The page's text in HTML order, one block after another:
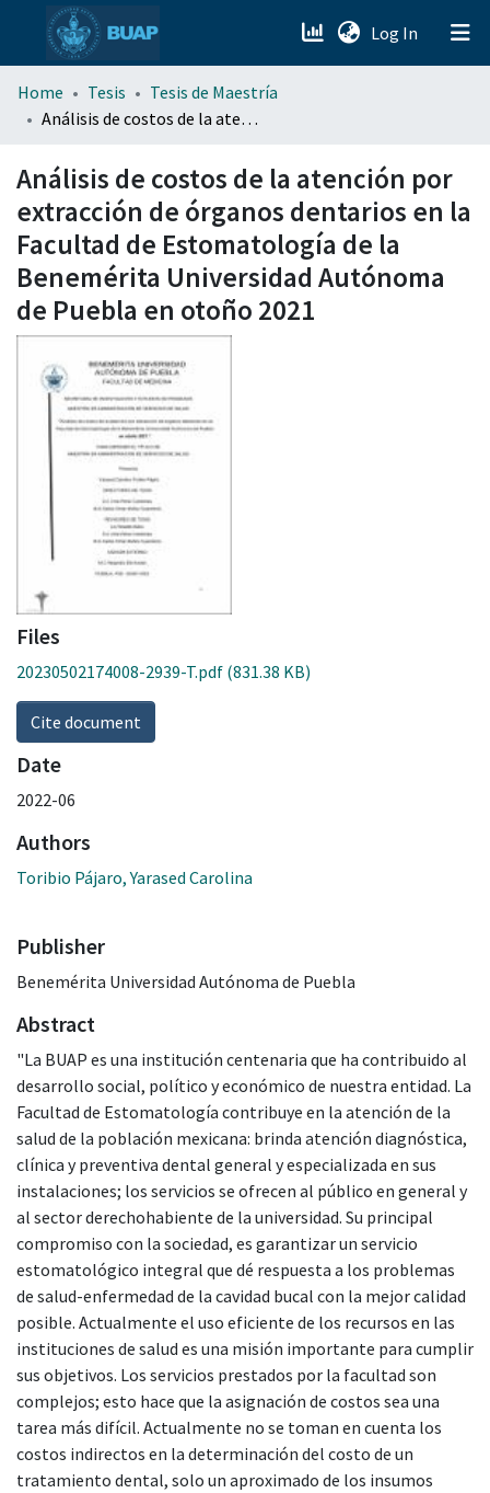
Log In (current)
menu.section.about_menu
Home Tesis
Tesis de Maestría
Análisis de costos de la atención por extracción de órganos dentarios en la Facultad de Estomatología de la Benemérita Universidad Autónoma de Puebla en otoño 2021
Análisis de costos de la atención por
extracción de órganos dentarios en la
Facultad de Estomatología de la
Benemérita Universidad Autónoma
de Puebla en otoño 2021
Files
20230502174008-2939-T.pdf (831.38 KB)
Cite document
Date
2022-06
Authors
Toribio Pájaro, Yarased Carolina
Publisher
Benemérita Universidad Autónoma de Puebla
Abstract
"La BUAP es una institución centenaria que ha contribuido al
desarrollo social, político y económico de nuestra entidad. La
Facultad de Estomatología contribuye en la atención de la
salud de la población mexicana: brinda atención diagnóstica,
clínica y preventiva dental general y especializada en sus
instalaciones; los servicios se ofrecen al público en general y
al sector derechohabiente de la universidad. Su principal
compromiso con la sociedad, es garantizar un servicio
estomatológico integral que dé respuesta a los problemas
de salud-enfermedad de la cavidad bucal con la mejor calidad
posible. Actualmente el uso eficiente de los recursos en las
instituciones de salud es una misión importante para cumplir
sus objetivos. Los servicios prestados por la facultad son
complejos; esto hace que la asignación de costos sea una
tarea más difícil. Actualmente no se toman en cuenta los
costos indirectos en la determinación del costo de un
tratamiento dental, solo un aproximado de los insumos